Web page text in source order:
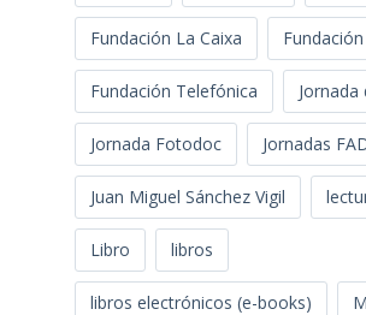
Fundación La Caixa
Fundación Telefónica Jornada
Jornada Fotodoc Jornadas
Juan Miguel Sánchez Vigil
Libro libros
libros electrónicos (e-books)